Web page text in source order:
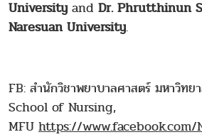
University and Dr.Phrutthinun
Naresuan University.
FB: สำนักวิชาพยาบาลศาสตร์ มหาวิทย
School of Nursing,
MFU https://www.facebook.com/